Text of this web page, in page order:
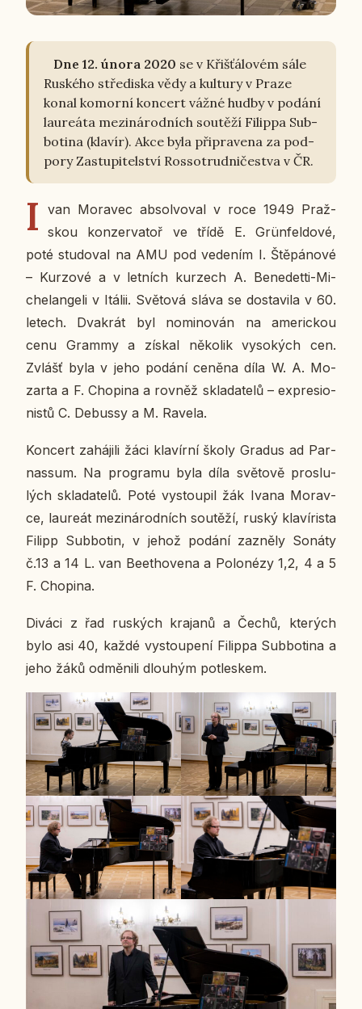
Dne 12. února 2020 se v Křiš­ťá­lo­vém sále
Rus­ké­ho stře­dis­ka vědy a kul­tu­ry v Praze
konal ko­mor­ní kon­cert vážné hudby v podání
lau­re­á­ta me­zi­ná­rod­ních sou­tě­ží Fi­lip­pa Sub­
bo­ti­na (klavír). Akce byla při­pra­ve­na za pod­
po­ry Za­stu­pi­tel­ství Ros­so­trud­ni­čestva v ČR.
I van Mo­ra­vec ab­sol­vo­val v roce 1949 Praž­
skou kon­zer­va­toř ve třídě E. Grün­fel­do­vé,
poté stu­do­val na AMU pod ve­de­ním I. Ště­pá­no­vé
– Kur­zo­vé a v let­ních kur­zech A. Be­ne­det­ti-Mi­
che­lan­ge­li v Itálii. Svě­to­vá sláva se do­sta­vi­la v 60.
letech. Dva­krát byl no­mi­no­ván na ame­ric­kou
cenu Grammy a získal ně­ko­lik vy­so­kých cen.
Zvlášť byla v jeho podání ceněna díla W. A. Mo­
zar­ta a F. Cho­pi­na a rovněž skla­da­te­lů – ex­pre­si­o­
nis­tů C. De­bussy a M. Ravela.
Kon­cert za­há­ji­li žáci kla­vír­ní školy Gradus ad Par­
na­ssum. Na pro­gra­mu byla díla svě­to­vě pro­slu­
lých skla­da­te­lů. Poté vy­stou­pil žák Ivana Mo­rav­
ce, lau­re­át me­zi­ná­rod­ních sou­tě­ží, ruský kla­ví­ris­ta
Filipp Sub­bo­tin, v jehož podání za­zně­ly Sonáty
č.13 a 14 L. van Beetho­ve­na a Po­loné­zy 1,2, 4 a 5
F. Cho­pi­na.
Diváci z řad rus­kých kra­ja­nů a Čechů, kte­rých
bylo asi 40, každé vy­stou­pe­ní Fi­lip­pa Sub­bo­ti­na a
jeho žáků od­mě­ni­li dlou­hým po­tles­kem.